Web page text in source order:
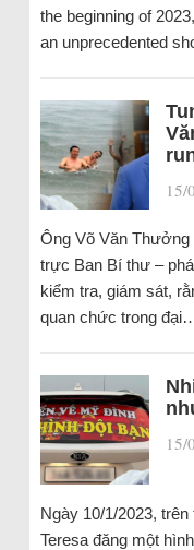
the beginning of
an unprecedented
15/
Ông Võ Văn
trực Ban Bí thư –
kiểm tra, giám sát,
quan chức trong
15/
Ngày 10/1/2023,
Teresa đăng một